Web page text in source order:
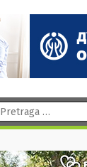
Pretraga: